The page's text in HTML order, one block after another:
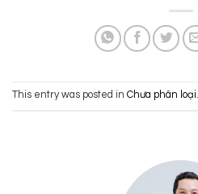
This entry was posted in Chưa phân loại